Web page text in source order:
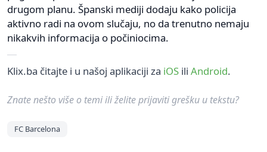
drugom planu. Španski mediji dodaju kako policija
aktivno radi na ovom slučaju, no da trenutno nemaju
nikakvih informacija o počiniocima.
Klix.ba čitajte i u našoj aplikaciji za iOS ili Android.
Znate nešto više o temi ili želite prijaviti grešku u tekstu?
FC Barcelona